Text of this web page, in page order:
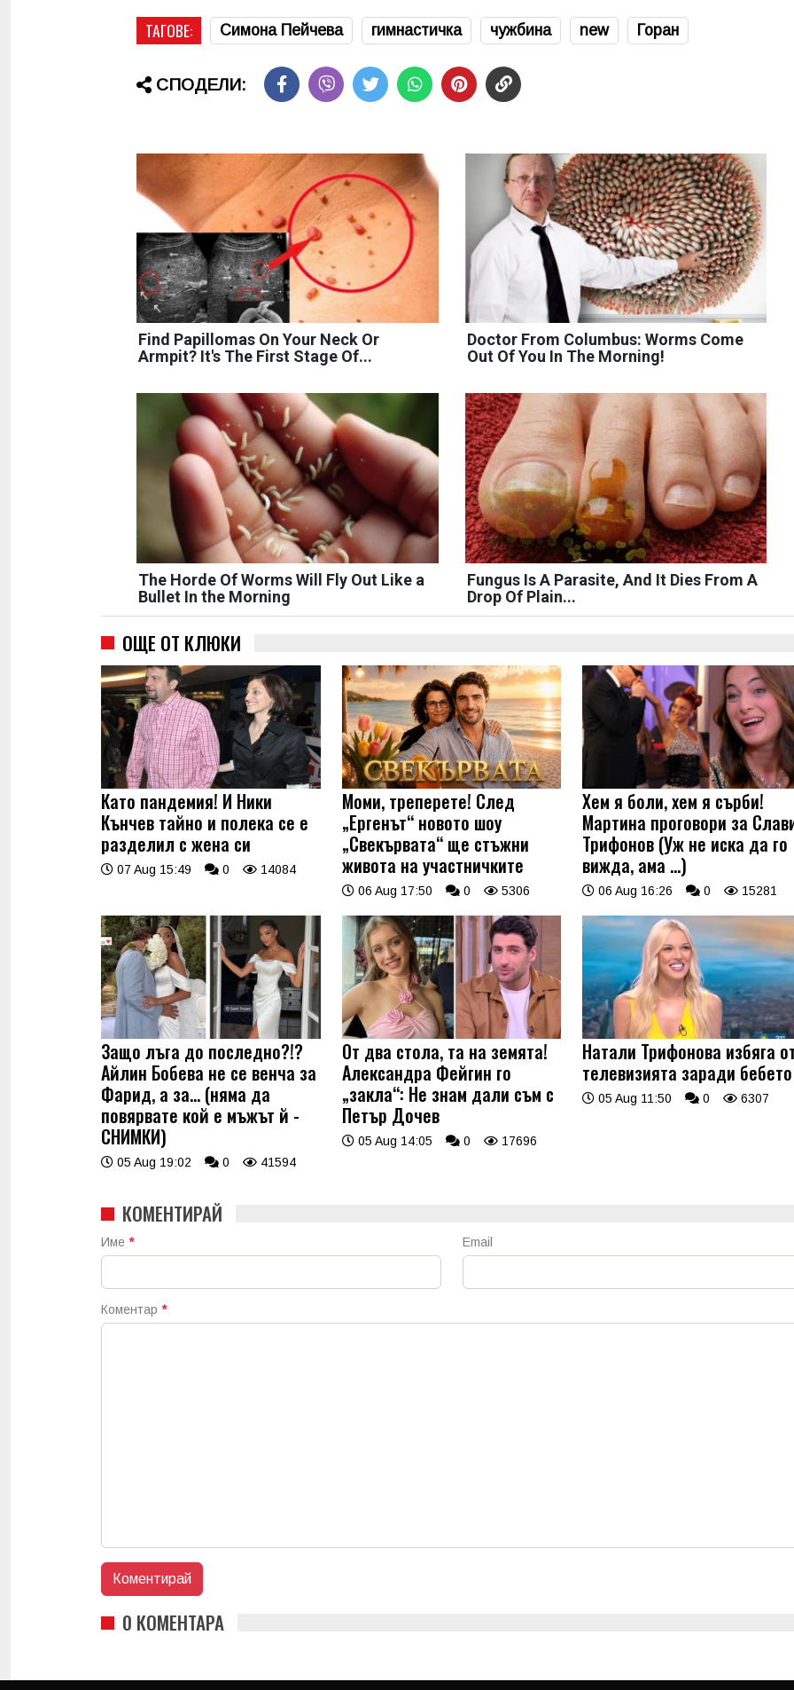
ТАГОВЕ: Симона Пейчева гимнастичка чужбина new Горан
СПОДЕЛИ:
Find Papillomas On Your Neck Or
Armpit? It's The First Stage Of...
Doctor From Columbus: Worms Come
Out Of You In The Morning!
The Horde Of Worms Will Fly Out Like a
Bullet In the Morning
Fungus Is A Parasite, And It Dies From A
Drop Of Plain...
ОЩЕ ОТ КЛЮКИ
Като пандемия! И Ники
Кънчев тайно и полека се е
разделил с жена си
07 Aug 15:49 0 14084
Моми, треперете! След
„Ергенът“ новото шоу
„Свекървата“ ще стъжни
живота на участничките
06 Aug 17:50 0 5306
Хем я боли, хем я сърби!
Мартина проговори за
Трифонов (Уж не иска да го
вижда, ама …)
06 Aug 16:26 0 15281
Защо лъга до последно?!?
Айлин Бобева не се венча за
Фарид, а за... (няма да
повярвате кой е мъжът й -
СНИМКИ)
05 Aug 19:02 0 41594
От два стола, та на земята!
Александра Фейгин го
„закла“: Не знам дали съм с
Петър Дочев
05 Aug 14:05 0 17696
Натали Трифонова избяга
телевизията заради бебето
05 Aug 11:50 0 6307
КОМЕНТИРАЙ
Име * Email
Коментар *
0 КОМЕНТАРА